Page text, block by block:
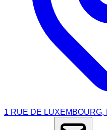
1 RUE DE